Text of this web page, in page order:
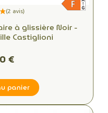
à glissière Noir -
Castiglioni
€
panier